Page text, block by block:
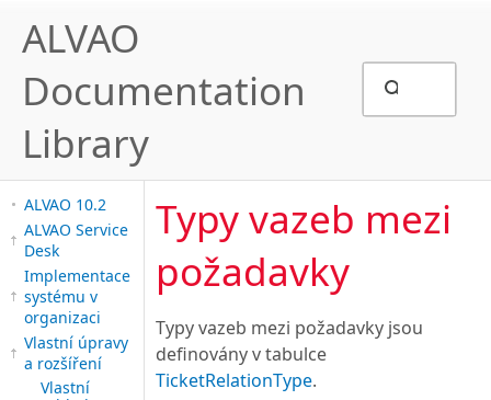
ALVAO
Documentation
Library
ALVAO 10.2
ALVAO Service
Desk
Implementace
systému v
organizaci
Vlastní úpravy
a rozšíření
Vlastní
Typy vazeb mezi
požadavky
Typy vazeb mezi požadavky jsou
definovány v tabulce
TicketRelationType.